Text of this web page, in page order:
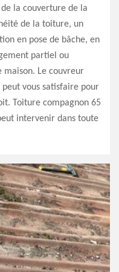
la couverture de la
de la toiture, un
en pose de bâche, en
partiel ou
Le couvreur
vous satisfaire pour
Toiture compagnon 65
intervenir dans toute